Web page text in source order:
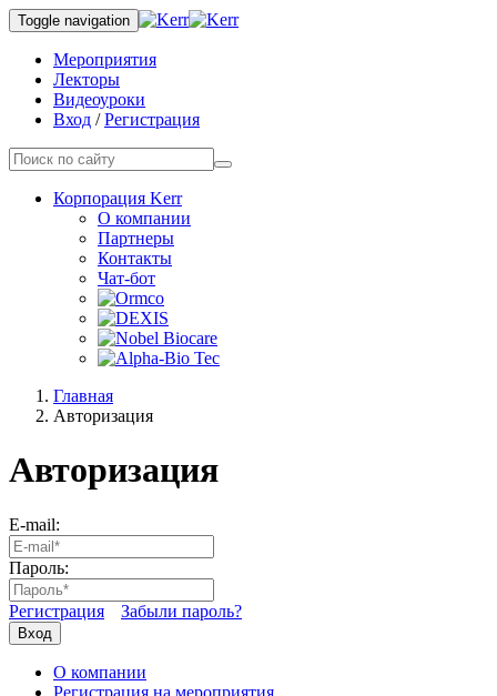
Toggle navigation
Мероприятия
Лекторы
Видеоуроки
Вход /Регистрация
Корпорация Kerr
О компании
Партнеры
Контакты
Чат-бот
Главная
Авторизация
Авторизация
E-mail:
Пароль:
Регистрация Забыли пароль?
Вход
О компании
Регистрация на мероприятия